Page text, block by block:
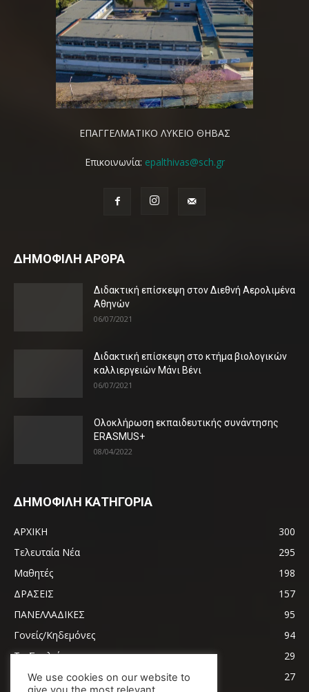
ΕΠΑΓΓΕΛΜΑΤΙΚΟ ΛΥΚΕΙΟ ΘΗΒΑΣ
Επικοινωνία: epalthivas@sch.gr
ΔΗΜΟΦΙΛΗ ΑΡΘΡΑ
Διδακτική επίσκεψη στον Διεθνή Αερολιμένα
Αθηνών
06/07/2021
Διδακτική επίσκεψη στο κτήμα βιολογικών
καλλιεργειών Μάνι Βένι
06/07/2021
Ολοκλήρωση εκπαιδευτικής συνάντησης
ERASMUS+
08/04/2022
ΔΗΜΟΦΙΛΗ ΚΑΤΗΓΟΡΙΑ
ΑΡΧΙΚΗ
300
Τελευταία Νέα
295
Μαθητές
198
ΔΡΑΣΕΙΣ
157
ΠΑΝΕΛΛΑΔΙΚΕΣ
95
Γονείς/Κηδεμόνες
94
Το Σχολείο μας
29
Ειδικότητες
27
We use cookies on our website to